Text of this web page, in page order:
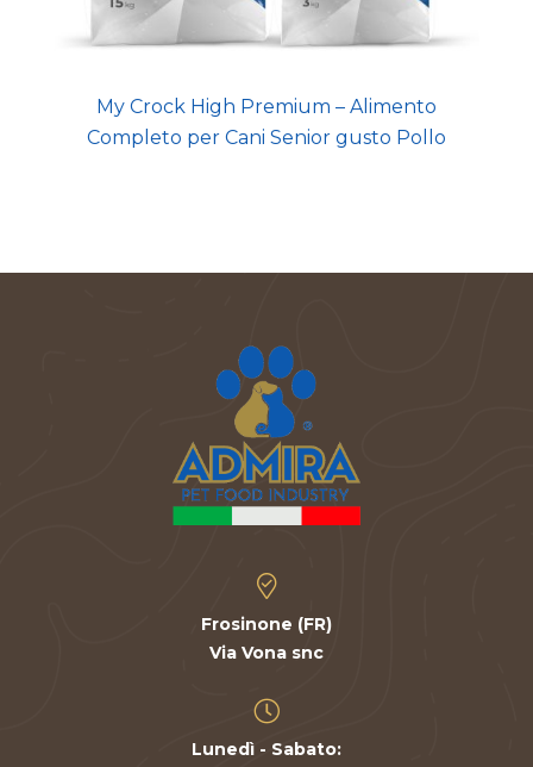
My Crock High Premium – Alimento
Completo per Cani Senior gusto Pollo
Frosinone (FR)
Via Vona snc
Lunedì - Sabato: